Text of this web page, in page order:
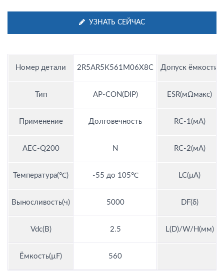
УЗНАТЬ СЕЙЧАС
Номер детали 2R5AR5K561M06X8C Допуск ёмкости
Тип AP-CON(DIP) ESR(мΩмакс)
Применение Долговечность RC-1(мА)
AEC-Q200 N RC-2(мА)
Температура(℃) -55 до 105℃ LC(μA)
Выносливость(ч) 5000 DF(δ)
Vdc(В) 2.5 L(D)/W/H(мм)
Ёмкость(µF) 560